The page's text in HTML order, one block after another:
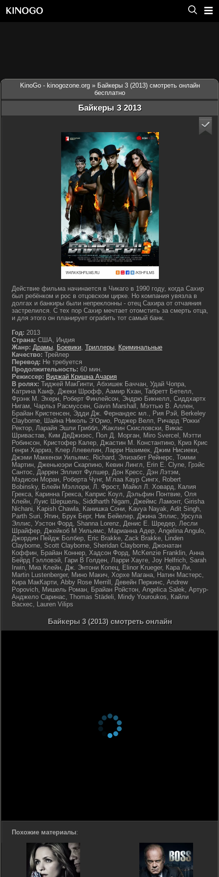
KinoGo - kinogozone.org » Байкеры 3 (2013) смотреть онлайн
бесплатно
Байкеры 3 2013
Действие фильма начинается в Чикаго в 1990 году, когда Сахир
был ребёнком и рос в отцовском цирке. Но компания увязла в
долгах и банкиры были непреклонны - отец Сахира от отчаяния
застрелился. С тех пор Сахир мечтает отомстить за смерть отца,
и для этого он планирует ограбить тот самый банк.
Год: 2013
Страна: США, Индия
Жанр: Драмы, Боевики, Триллеры, Криминальные
Качество: Трейлер
Перевод: Не требуется
Продолжительность: 60 мин.
Режиссер: Виджай Кришна Ачария
В ролях: Тиджей МакГинти, Абхишек Баччан, Удай Чопра,
Катрина Каиф, Джеки Шрофф, Аамир Кхан, Табретт Бетелл,
Фрэнк М. Эхерн, Роберт Финлейсон, Эндрю Бикнелл, Сиддхартх
Нигам, Чарльз Расмуссен, Gavin Marshall, Мэттью В. Аллен,
Брайан Кристенсен, Эдди Дж. Фернандес мл., Рия Рэй, Berkeley
Clayborne, Шайна Николь Э’Орио, Роджер Велп, Ричард ’Рокки’
Ректор, Ларайя Эшли Гриббл, Жаклин Скисловски, Викас
Шривастав, Ким ДеДжизес, Пол Д. Морган, Miro Svercel, Мэтти
Робинсон, Кристофер Калер, Джастин М. Константино, Криз Крис
Генри Харриз, Клер Ллевелин, Ларри Назимек, Джим Нисиеки,
Джэми Маккензи Уильямс, Richard, Элизабет Рейнерс, Томми
Мартин, Дженьюэри Скарпино, Кевин Лингл, Erin E. Clyne, Грэйс
Сантос, Даррен Эллиот Фулшер, Дон Кресс, Дэн Лэтэм,
Мэдисон Моран, Роберта Чунг, М’лаа Каур Сингх, Robert
Bobinsky, Блейн Мэллори, Л. Фрост, Майкл Л. Ховард, Калия
Грекса, Каринна Грекса, Каприс Коул, Дэльфин Понтвие, Оля
Клейн, Луис Шершель, Siddharth Nigam, Джеймс Ламонт, Girisha
Nichani, Kapish Chawla, Канишка Сони, Kavya Nayak, Adit Singh,
Parth Suri, Ятин, Брук Берг, Ник Бейелер, Джина Эллис, Урсула
Эллис, Уэстон Форд, Shanna Lorenz, Денис Е. Шредер, Лесли
Шрайфер, Джейкоб М Уильямс, Марианна Адер, Angelina Angulo,
Джордин Пейдж Болбер, Eric Brakke, Zack Brakke, Linden
Clayborne, Scott Clayborne, Sheridan Clayborne, Джонатан
Коффин, Брайан Коннер, Хадсон Форд, McKenzie Franklin, Анна
Бейрд Гэлловэй, Гари В Голден, Ларри Хауге, Joy Helfrich, Sarah
Irwin, Миа Клейн, Дж. Энтони Копец, Elinor Krueger, Кара Ли,
Martin Lustenberger, Мино Макич, Хорхе Магана, Натин Мастерс,
Кира МакКарти, Abby Rose Merrill, Девейн Перкинс, Andrew
Popovich, Мишель Роман, Брайан Ройстон, Angelica Salek, Артур-
Анджело Саринас, Thomas Städeli, Mindy Youroukos, Кайли
Васкес, Lauren Vilips
Байкеры 3 (2013) смотреть онлайн
Похожие материалы: